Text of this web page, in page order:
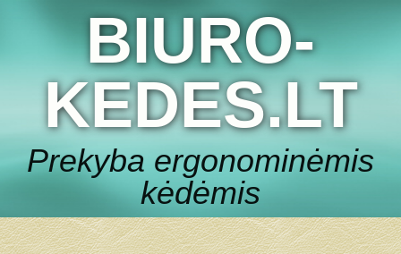
BIURO-
KEDES.LT
Prekyba ergonominėmis
kėdėmis